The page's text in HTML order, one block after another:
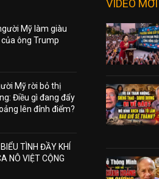
Mỹ làm giàu
ông Trump
Mỹ rời bỏ thị
Điều gì đang đẩy
lên đỉnh điểm?
TÌNH ĐẦY KHÍ
NÔ VIỆT CỘNG
VIDEO